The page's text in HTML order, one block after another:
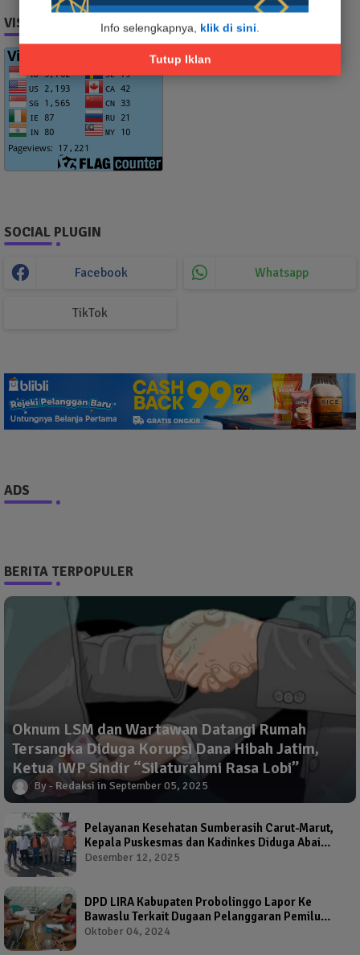
Info selengkapnya, klik di sini.
Tutup Iklan
VISITOR
SOCIAL PLUGIN
Facebook Whatsapp
TikTok
ADS
BERITA TERPOPULER
Oknum LSM dan Wartawan Datangi Rumah
Tersangka Diduga Korupsi Dana Hibah Jatim,
Ketua IWP Sindir “Silaturahmi Rasa Lobi”
Redaksi September 05, 2025
Pelayanan Kesehatan Sumberasih Carut-Marut,
Kepala Puskesmas dan Kadinkes Diduga Abai
Warga Jadi Korban
Desember 12, 2025
DPD LIRA Kabupaten Probolinggo Lapor Ke
Bawaslu Terkait Dugaan Pelanggaran Pemilu
Oleh Salah Satu Calon Wakil Bupati Probolinggo
Oktober 04, 2024